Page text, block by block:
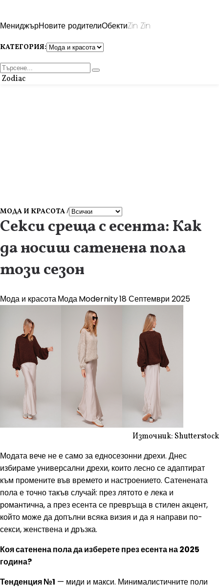
МениджърНовите родителиОбектиZin Zin
КАТЕГОРИЯ:
Zodiac
МОДА И КРАСОТА /
Секси среща с есента: Как
да носиш сатенена пола
този сезон
Мода и красотаМодаModernity18 Септември 2025
Източник: Shutterstock
Модата вече не е само за едносезонни дрехи. Днес
избираме универсални дрехи, които лесно се адаптират
към промените във времето и настроението. Сатенената
пола е точно такъв случай: през лятото е лека и
романтична, а през есента се превръща в стилен акцент,
който може да допълни всяка визия и да я направи по-
секси, женствена и дръзка.
Коя сатенена пола да изберете през есента на 2025
година?
Тенденция №1 — миди и макси. Минималистичните поли